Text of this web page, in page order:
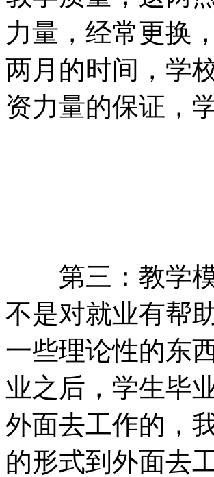
力量，经常更换
两月的时间，学
资力量的保证
第三：教学模
不是对就业有帮
一些理论性的东
业之后，学生毕
外面去工作的，
的形式到外面去